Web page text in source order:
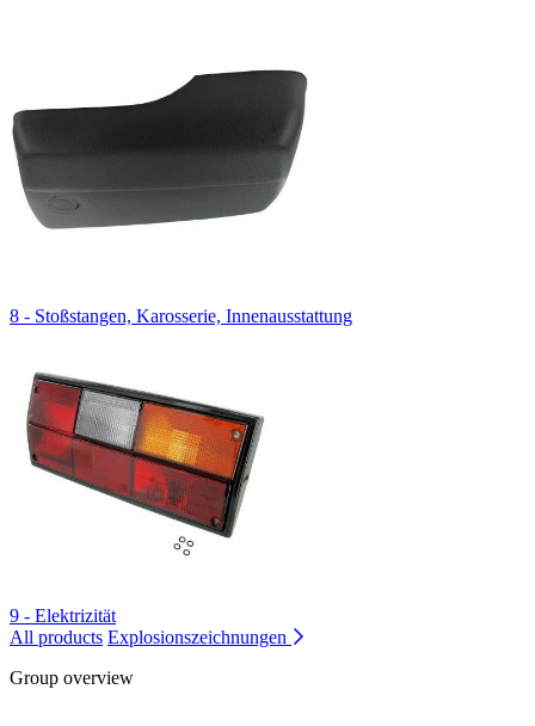
8 - Stoßstangen, Karosserie, Innenausstattung
9 - Elektrizität
All products Explosionszeichnungen
Group overview